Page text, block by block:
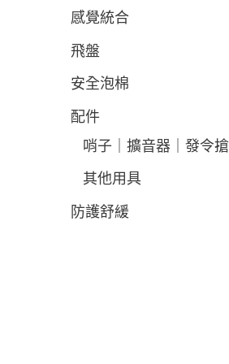
感覺統合
飛盤
安全泡棉
配件
哨子｜擴音器｜發令搶
其他用具
防護舒緩